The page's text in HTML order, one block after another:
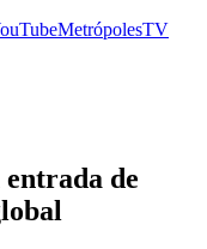
MetrópolesTV
entrada de